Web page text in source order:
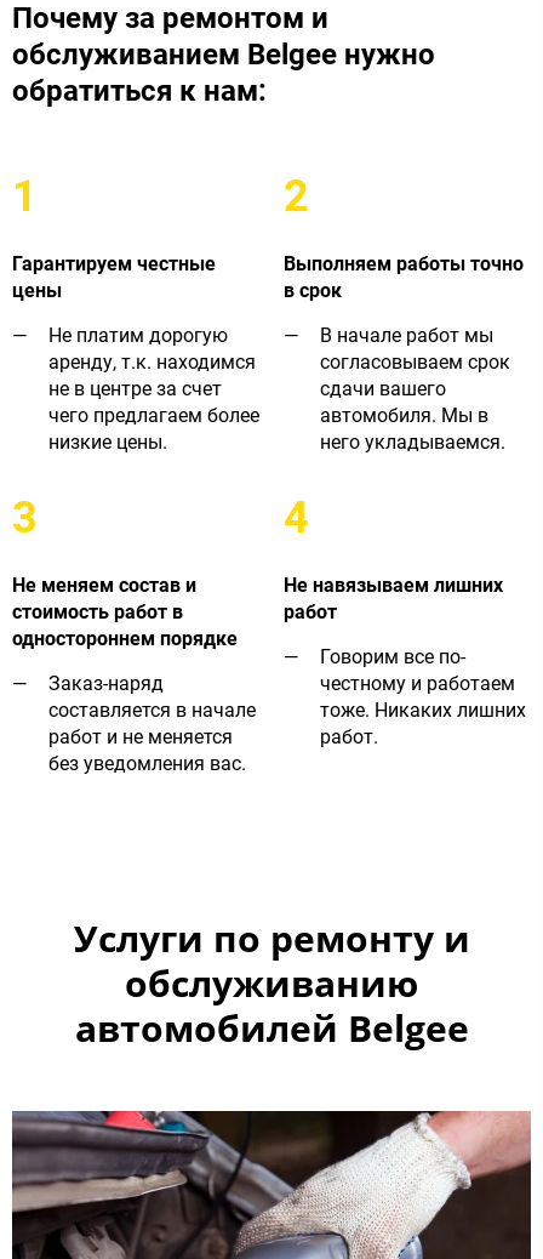
Почему за ремонтом и
обслуживанием Belgee ​​нужно
обратиться к нам:​
1
Гарантируем честные
цены
Не платим дорогую
аренду, т.к. находимся
не в центре за счет
чего предлагаем более
низкие цены.
2
Выполняем работы точно
в срок
В начале работ мы
согласовываем срок
сдачи вашего
автомобиля. Мы в
него укладываемся.
3
Не меняем состав и
стоимость работ в
одностороннем порядке
Заказ-наряд
составляется в начале
работ и не меняется
без уведомления вас.
4
Не навязываем лишних
работ
Говорим все по-
честному и работаем
тоже. Никаких лишних
работ.
Услуги по ремонту и
обслуживанию
автомобилей Belgee